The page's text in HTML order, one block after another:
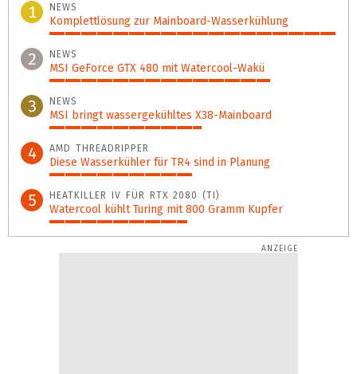
1
NEWS
Komplettlösung zur Mainboard-Wasserkühlung
100%
2 NEWS
MSI GeForce GTX 480 mit Watercool-Wakü
77%
3 NEWS
MSI bringt wassergekühltes X38-Mainboard
53%
4 AMD THREADRIPPER
Diese Wasserkühler für TR4 sind in Planung
50%
5 HEATKILLER IV FÜR RTX 2080 (TI)
Watercool kühlt Turing mit 800 Gramm Kupfer
48%